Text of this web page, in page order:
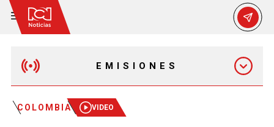
EMISIONES
EMISIÓN 12:30 PM
COLOMBIA VIDEO